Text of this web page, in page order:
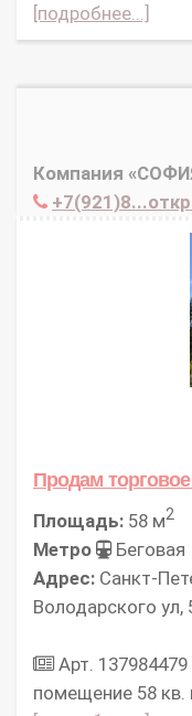
[подробнее...]
Компания
Продам
Площадь: 58 м2
Метро
Беговая
Адрес: Санкт-
Володарского ул,
Арт.
помещение 58